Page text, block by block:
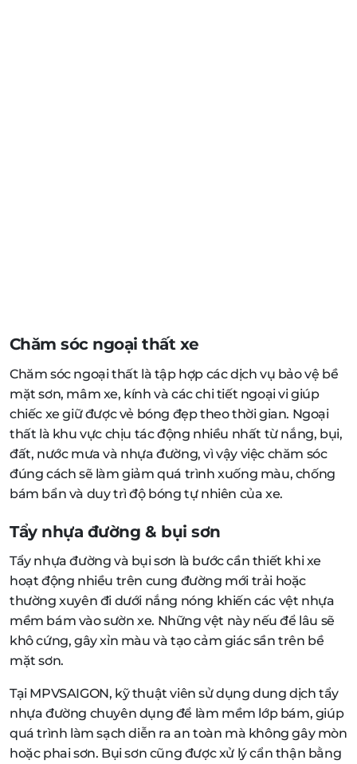
Chăm sóc ngoại thất xe
Chăm sóc ngoại thất là tập hợp các dịch vụ bảo vệ bề
mặt sơn, mâm xe, kính và các chi tiết ngoại vi giúp
chiếc xe giữ được vẻ bóng đẹp theo thời gian. Ngoại
thất là khu vực chịu tác động nhiều nhất từ nắng, bụi,
đất, nước mưa và nhựa đường, vì vậy việc chăm sóc
đúng cách sẽ làm giảm quá trình xuống màu, chống
bám bẩn và duy trì độ bóng tự nhiên của xe.
Tẩy nhựa đường & bụi sơn
Tẩy nhựa đường và bụi sơn là bước cần thiết khi xe
hoạt động nhiều trên cung đường mới trải hoặc
thường xuyên đi dưới nắng nóng khiến các vệt nhựa
mềm bám vào sườn xe. Những vệt này nếu để lâu sẽ
khô cứng, gây xỉn màu và tạo cảm giác sần trên bề
mặt sơn.
Tại MPVSAIGON, kỹ thuật viên sử dụng dung dịch tẩy
nhựa đường chuyên dụng để làm mềm lớp bám, giúp
quá trình làm sạch diễn ra an toàn mà không gây mòn
hoặc phai sơn. Bụi sơn cũng được xử lý cẩn thận bằng